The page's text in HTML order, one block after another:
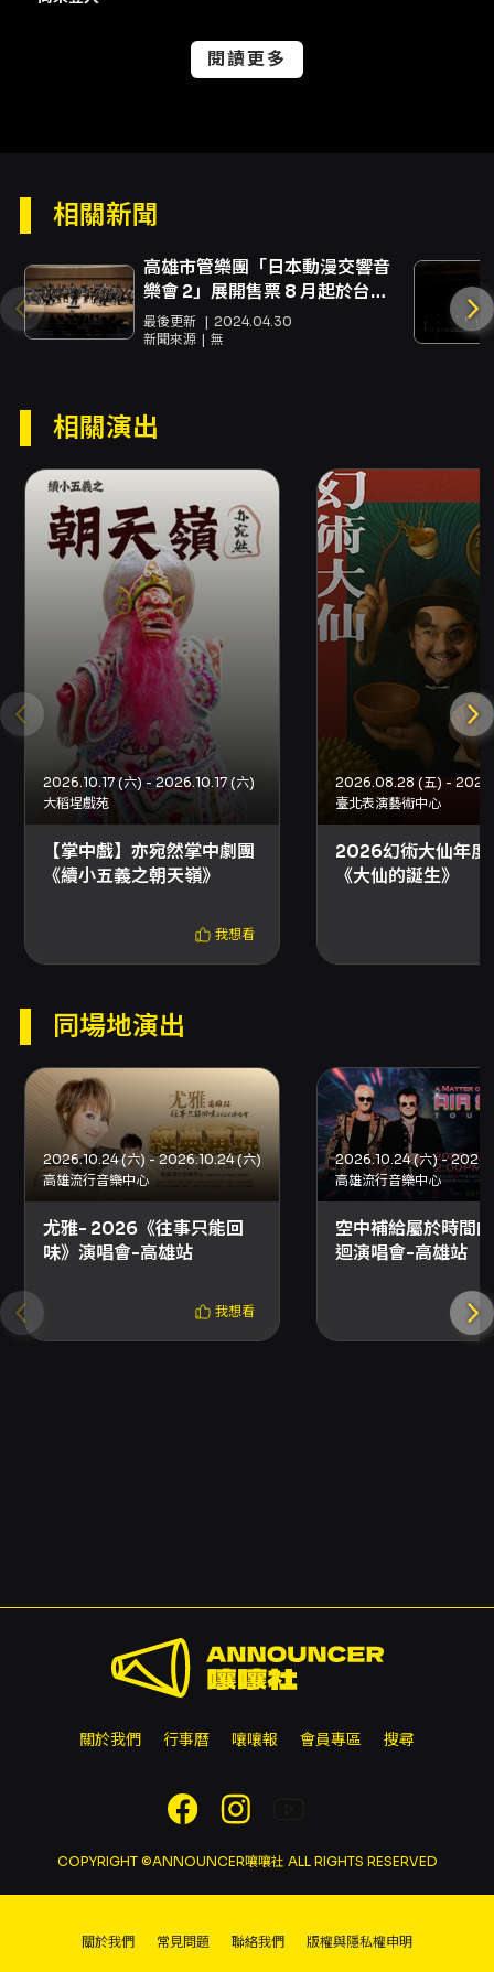
方式（如 ATM）限台灣金融機構帳戶，且單筆超
過 NT$30,000 無法選擇 ATM 付款。 - 全家取
票（FamiPort）開放取票時間為活動前 7 天
含必要陪同者限購最多 2 張（需通過主管機關身
分認證始能購買陪同席票）。 - 進場需出示身心
障礙證明正本，陪同者須一同入場。 授權說明：
本節目演出內容由 Disney Concerts 授權呈現
（Presentation authorized by Disney
Concerts © All rights reserved.）。
契約採方案二）：購買票券後 3 日內（不含購票
票面金額 5% 手續費。 - 範例：2026/06/22 購
票者，退票截止日為 2026/06/25（含）；自
2026/06/26 起不再受理退票。 - 未取票退票需
依 KKTIX 指示填寫退票表單並按規定退款至原付
款帳戶；已取票（實體票券）退票需以掛號郵寄
票券與申請書至 KKTIX 指定地址。 - 購票安全提
醒：請勿於拍賣或非 KKTIX 正式授票通路購票或
透過陌生代購，避免詐騙或票券真實性疑慮；以
非正當方式加價轉售票券可能觸法。 - 入場與票
券相關： - 一人一票、憑票入場；票券視同有價
證券，如遺失、破損或燒毀恕不補發（主辦單位
將依相關規定處理票券毀損/遺失情形，詳洽
KKTIX 客服）。 - 觀眾入場後如發現視線受阻，
請於演出開始後 10 分鐘內向現場工作人員反映；
逾期視同無異議。 - 會場規定與安全： - 請勿攜
帶相機、攝影機、錄音設備入場；未經同意禁止
拍照、錄影、錄音。 - 禁止攜帶外食、飲料、任
何金屬或玻璃容器、雷射筆、煙火或其他危險物
遵守館方進場管制。 - 購票技術事項： - 強烈建
議註冊或結帳時不要使用 Yahoo 或 Hotmail 信
是否成功，請至 KKTIX 會員帳戶的「訂單」查
詢；若查無訂單或收到逾期取消通知，表示交易
程以英文演出，節目含高解析動畫片段與現場管
弦樂演出，請提前安排入場時間並遵守場館規
定。
閱讀更多
相關新聞
高雄市管樂團「日本動漫交響音
樂會 2」展開售票 8 月起於台
南、台中、高雄展開巡演
最後更新
2024.04.30
新聞來源
無
相關演出
2026.10.17 (六) - 2026.10.17 (六)
大稻埕戲苑
【掌中戲】亦宛然掌中劇團
《續小五義之朝天嶺》
我想看
臺北表演藝術中心
2026幻術大仙年度
《大仙的誕生》
同場地演出
2026.10.24 (六) - 2026.10.24 (六)
高雄流行音樂中心
尤雅- 2026《往事只能回
味》演唱會-高雄站
我想看
2026.10.24 (六) -
高雄流行音樂中心
空中補給屬於時間
迴演唱會-高雄站
關於我們 行事曆 嚷嚷報 會員專區 搜尋
COPYRIGHT ©ANNOUNCER嚷嚷社 ALL RIGHTS RESERVED
關於我們 常見問題 聯絡我們 版權與隱私權申明